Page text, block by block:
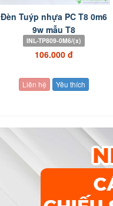
Đèn Tuýp nhựa PC T8 0m6
9w mẫu T8
INL-TP809-0M6/(x)
106.000 đ
Liên hệ Yêu thích